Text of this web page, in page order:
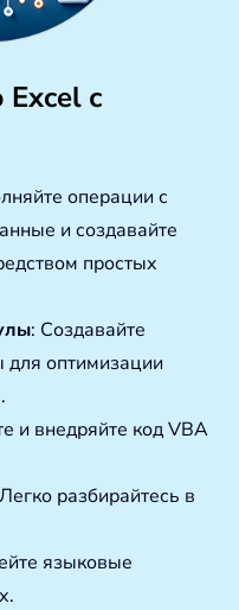
с
операции с
и создавайте
простых
: Создавайте
оптимизации
и внедряйте код VBA
разбирайтесь в
языковые